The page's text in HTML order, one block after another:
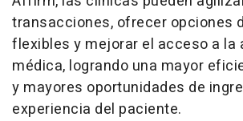
transacciones, ofrecer opciones
flexibles y mejorar el acceso a la
médica, logrando una mayor
y mayores oportunidades de
experiencia del paciente.